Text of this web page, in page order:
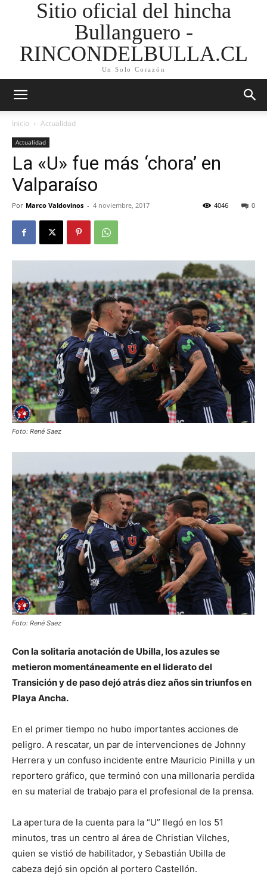
Sitio oficial del hincha
Bullanguero -
RINCONDELBULLA.CL
Un Solo Corazón
Inicio Actualidad
Actualidad
La «U» fue más ‘chora’ en
Valparaíso
Por Marco Valdovinos - 4 noviembre, 2017 0
4046
Foto: René Saez
Foto: René Saez
Con la solitaria anotación de Ubilla, los azules se
metieron momentáneamente en el liderato del
Transición y de paso dejó atrás diez años sin triunfos en
Playa Ancha.
En el primer tiempo no hubo importantes acciones de
peligro. A rescatar, un par de intervenciones de Johnny
Herrera y un confuso incidente entre Mauricio Pinilla y un
reportero gráfico, que terminó con una millonaria perdida
en su material de trabajo para el profesional de la prensa.
La apertura de la cuenta para la “U” llegó en los 51
minutos, tras un centro al área de Christian Vilches,
quien se vistió de habilitador, y Sebastián Ubilla de
cabeza dejó sin opción al portero Castellón.